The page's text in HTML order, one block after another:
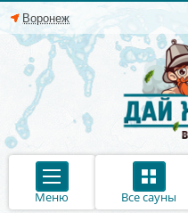
Меню Все сауны